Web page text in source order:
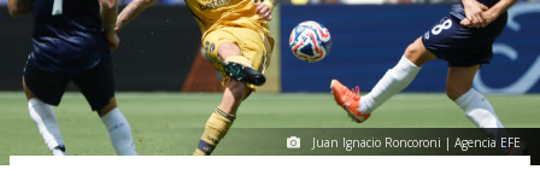
Juan Ignacio Roncoroni | Agencia EFE